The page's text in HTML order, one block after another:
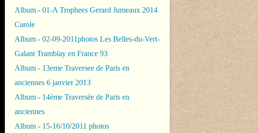
Album - 01-A Trophees Gerard Jumeaux 2014
Carole
Album - 02-09-2011photos Les Belles-du-Vert-
Galant Tramblay en France 93
Album - 13eme Traversee de Paris en
anciennes 6 janvier 2013
Album - 14ème Traversée de Paris en
anciennes
Album - 15-16/10/2011 photos